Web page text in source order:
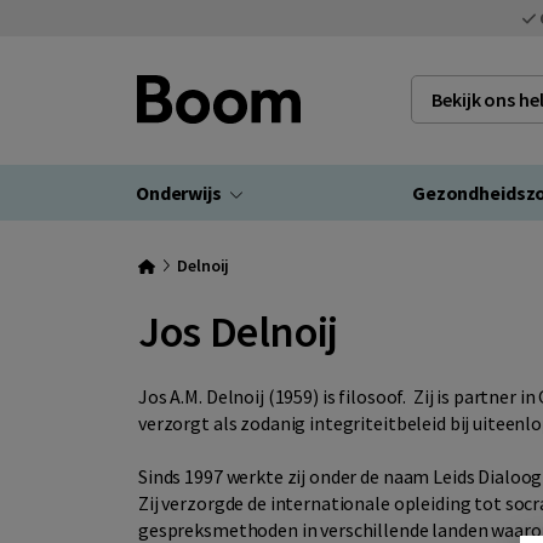
Bekijk ons
Onderwijs
Delnoij
Jos Delnoij
Jos A.M. Delnoij (1959) is filosoof. Zij is partner
verzorgt als zodanig integriteitbeleid bij
Sinds 1997 werkte zij onder de naam Leids
Zij verzorgde de internationale opleiding tot
gespreksmethoden in verschillende landen